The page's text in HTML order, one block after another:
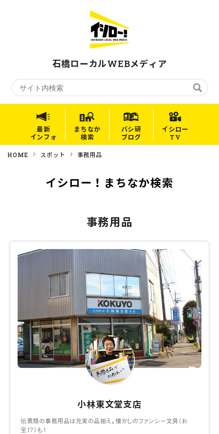
石橋ローカルWEBメディア
最新
インフォ
まちなか
検索
バシ研
ブログ
イシロー
TV
HOME スポット 事務用品
イシロー！まちなか検索
事務用品
小林東文堂支店
伝票類の事務用品は充実の品揃え。懐かしのファンシー文具（お
宝！？）も！